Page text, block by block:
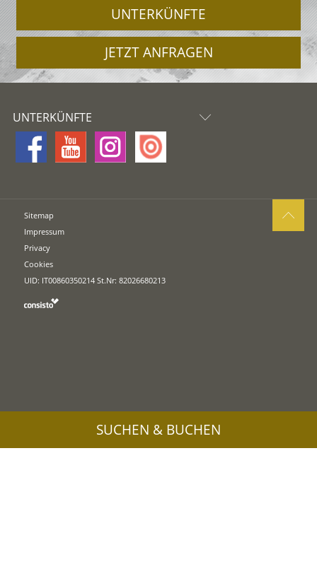
UNTERKÜNFTE
JETZT ANFRAGEN
UNTERKÜNFTE
Sitemap
Impressum
Privacy
Cookies
UID: IT00860350214 St.Nr: 82026680213
SUCHEN & BUCHEN